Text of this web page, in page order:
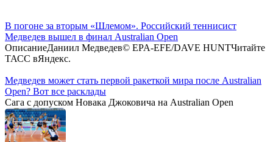
В погоне за вторым «Шлемом». Российский теннисист
Медведев вышел в финал Australian Open
ОписаниеДаниил Медведев© EPA-EFE/DAVE HUNTЧитайте
ТАСС вЯндекс.
Медведев может стать первой ракеткой мира после Australian
Open? Вот все расклады
Сага с допуском Новака Джоковича на Australian Open